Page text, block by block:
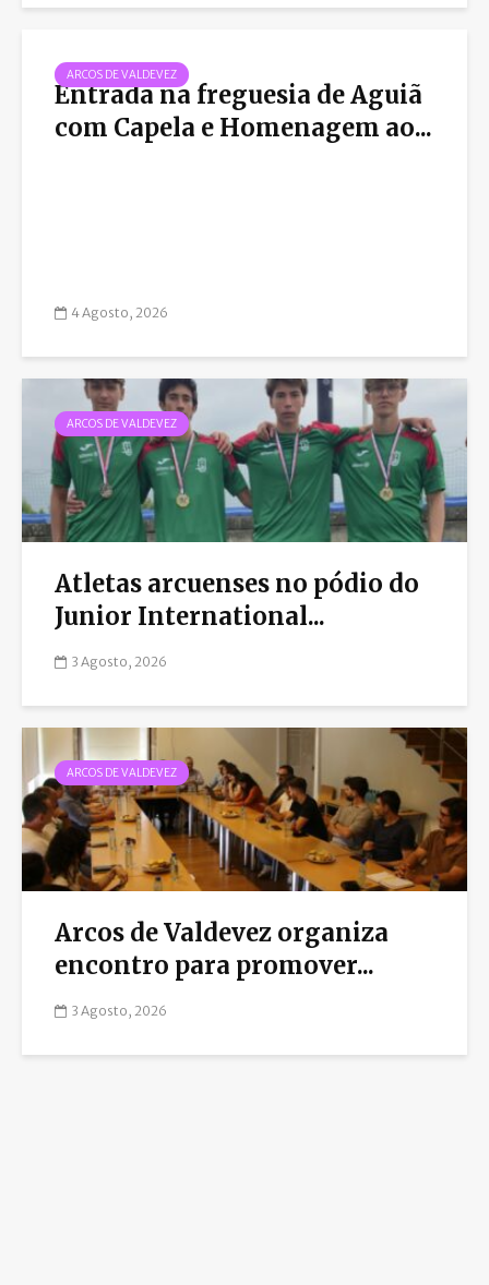
ARCOS DE VALDEVEZ
Entrada na freguesia de Aguiã
com Capela e Homenagem ao...
4 Agosto, 2026
ARCOS DE VALDEVEZ
Atletas arcuenses no pódio do
Junior International...
3 Agosto, 2026
ARCOS DE VALDEVEZ
Arcos de Valdevez organiza
encontro para promover...
3 Agosto, 2026